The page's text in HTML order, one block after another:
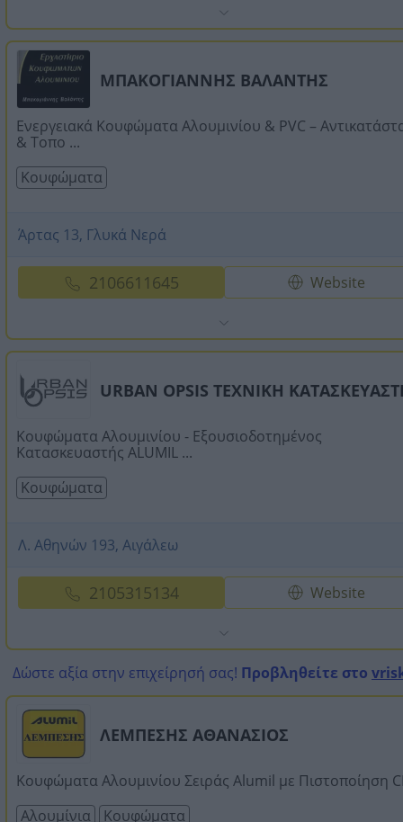
ΜΠΑΚΟΓΙΑΝΝΗΣ ΒΑΛΑΝΤΗΣ
Ενεργειακά Κουφώματα Αλουμινίου & PVC –
& Τοπο ...
Κουφώματα
Άρτας 13, Γλυκά Νερά
2106611645 Website
URBAN OPSIS ΤΕΧΝΙΚΗ
Κουφώματα Αλουμινίου - Εξουσιοδοτημένος
Κατασκευαστής ALUMIL ...
Κουφώματα
Λ. Αθηνών 193, Αιγάλεω
2105315134 Website
Δώστε αξία στην επιχείρησή σας! Προβληθείτε στο
ΛΕΜΠΕΣΗΣ ΑΘΑΝΑΣΙΟΣ
Κουφώματα Αλουμινίου Σειράς Alumil με Πιστοποίηση
Αλουμίνια
Κουφώματα